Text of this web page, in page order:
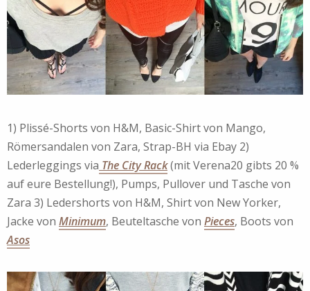
1) Plissé-Shorts von H&M, Basic-Shirt von Mango,
Römersandalen von Zara, Strap-BH via Ebay 2)
Lederleggings via The City Rack(mit Verena20 gibts 20 %
auf eure Bestellung!), Pumps, Pullover und Tasche von
Zara 3) Ledershorts von H&M, Shirt von New Yorker,
Jacke von Minimum, Beuteltasche von Pieces, Boots von
Asos